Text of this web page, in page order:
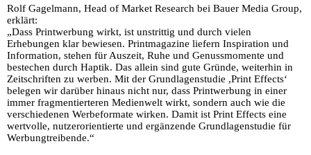
Rolf Gagelmann, Head of Market Research bei Bauer Media Group,
erklärt:
„Dass Printwerbung wirkt, ist unstrittig und durch vielen
Erhebungen klar bewiesen. Printmagazine liefern Inspiration und
Information, stehen für Auszeit, Ruhe und Genussmomente und
bestechen durch Haptik. Das allein sind gute Gründe, weiterhin in
Zeitschriften zu werben. Mit der Grundlagenstudie ,Print Effects‘
belegen wir darüber hinaus nicht nur, dass Printwerbung in einer
immer fragmentierteren Medienwelt wirkt, sondern auch wie die
verschiedenen Werbeformate wirken. Damit ist Print Effects eine
wertvolle, nutzerorientierte und ergänzende Grundlagenstudie für
Werbungtreibende.“